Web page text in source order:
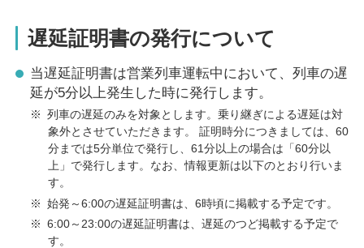
遅延証明書の発行について
当遅延証明書は営業列車運転中において、列車の遅
延が5分以上発生した時に発行します。
※ 列車の遅延のみを対象とします。乗り継ぎによる遅延は対
象外とさせていただきます。 証明時分につきましては、60
分までは5分単位で発行し、61分以上の場合は「60分以
上」で発行します。なお、情報更新は以下のとおり行いま
す。
※ 始発～6:00の遅延証明書は、6時頃に掲載する予定です。
※ 6:00～23:00の遅延証明書は、遅延のつど掲載する予定で
す。